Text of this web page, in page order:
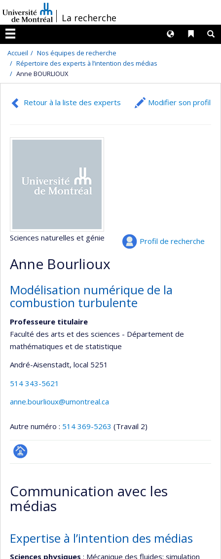
au
contenu
/La recherche
Menu
Liens
Langues
Accueil
Nos équipes de recherche
Répertoire des experts à l’intention des médias
Anne BOURLIOUX
Retour à la liste des experts Modifier son profil
Profil de recherche
Sciences naturelles et génie
Anne Bourlioux
Modélisation numérique de la
combustion turbulente
Professeure titulaire
Faculté des arts et des sciences - Département de
mathématiques et de statistique
André-Aisenstadt, local 5251
514 343-5621
anne.bourlioux@umontreal.ca
Autre numéro : 514 369-5263 (Travail 2)
Page
(faculté,département,école)
Communication avec les
médias
Expertise à l’intention des médias
Sciences physiques : Mécanique des fluides: simulation